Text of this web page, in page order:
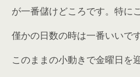
が一番儲けどころです。特に
僅かの日数の時は一番いいです
このままの小動きで金曜日を